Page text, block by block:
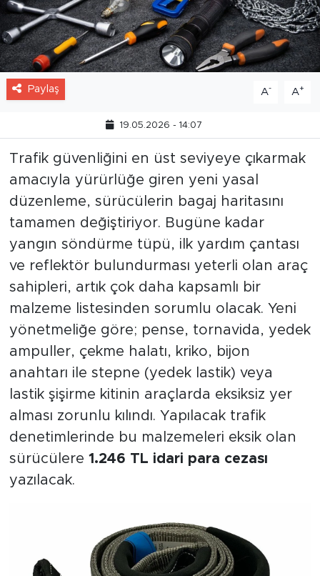
Paylaş A- A+
19.05.2026 - 14:07
Trafik güvenliğini en üst seviyeye çıkarmak
amacıyla yürürlüğe giren yeni yasal
düzenleme, sürücülerin bagaj haritasını
tamamen değiştiriyor. Bugüne kadar
yangın söndürme tüpü, ilk yardım çantası
ve reflektör bulundurması yeterli olan araç
sahipleri, artık çok daha kapsamlı bir
malzeme listesinden sorumlu olacak. Yeni
yönetmeliğe göre; pense, tornavida, yedek
ampuller, çekme halatı, kriko, bijon
anahtarı ile stepne (yedek lastik) veya
lastik şişirme kitinin araçlarda eksiksiz yer
alması zorunlu kılındı. Yapılacak trafik
denetimlerinde bu malzemeleri eksik olan
sürücülere 1.246 TL idari para cezası
yazılacak.